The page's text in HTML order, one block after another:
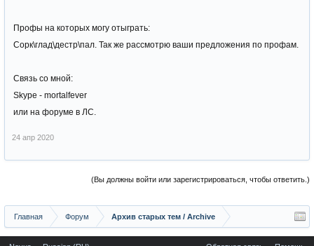
Профы на которых могу отыграть:
Сорк\глад\дестр\пал. Так же рассмотрю ваши предложения по профам.
Связь со мной:
Skype - mortalfever
или на форуме в ЛС.
24 апр 2020
(Вы должны войти или зарегистрироваться, чтобы ответить.)
Главная Форум Архив старых тем / Archive